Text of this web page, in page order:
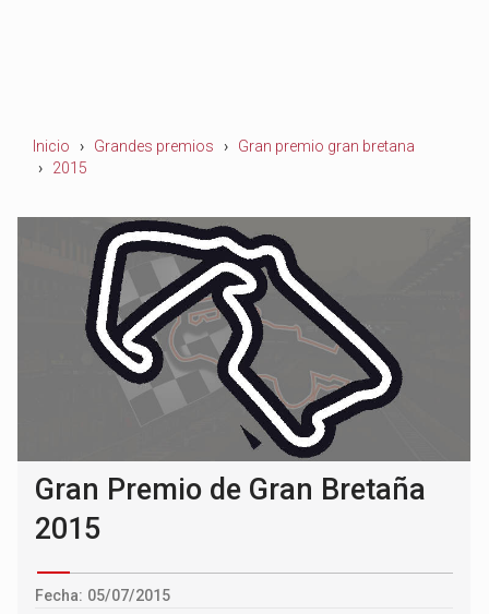
Inicio Grandes premios
Gran premio gran bretana
2015
Gran Premio de Gran Bretaña
2015
Fecha: 05/07/2015